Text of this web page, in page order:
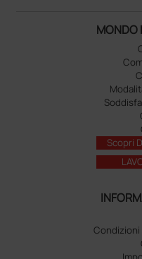
MONDO
Scopri